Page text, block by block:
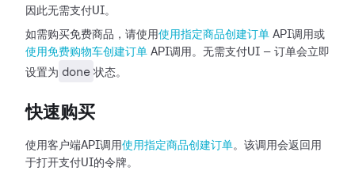
因此无需支付UI。
如需购买免费商品，请使用使用指定商品创建订单 API调用或
使用免费购物车创建订单 API调用。无需支付UI — 订单会立即
设置为 done 状态。
快速购买
使用客户端API调用使用指定商品创建订单。该调用会返回用
于打开支付UI的令牌。